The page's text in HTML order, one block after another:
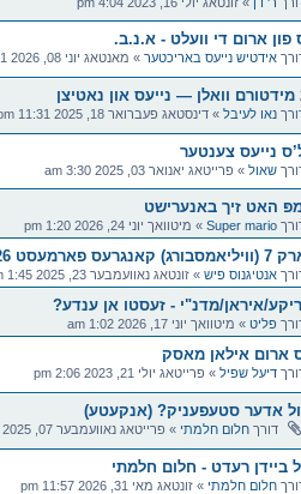
פון ארום די וועלט - א.נ.ב.
אידטיש נייעס באריכטער » מאנטאג יוני 08, 2026 10:31 pm
נאו לעיבל » דינסטאג פעברואר 18, 2025 11:31 pm
נייעס צענטער
שאול » פרייטאג יאנואר 03, 2025 3:30 am
האט זיך באנערישט
Super mario
» מיטוואך יוני 24, 2026 1:20 pm
פארמעסט 2026
אנטיגנוס פיש » זונטאג נאוועמבער 23, 2025 1:45 pm
איראן/מדנ"י - זעסטו אן ענדע?
פליט » מיטוואך יוני 17, 2026 1:02 am
ארום אילאן מאסק
דיעל שפיל » פרייטאג יולי 21, 2023 2:06 pm
אדער סטעפעניק? (אנקעטע)
דורך חלום חלמתי » פרייטאג נאוועמבער 07, 2025 11:02 am
ביידן רעדט - חלום חלמתי
חלום חלמתי » זונטאג מאי 31, 2026 11:57 pm